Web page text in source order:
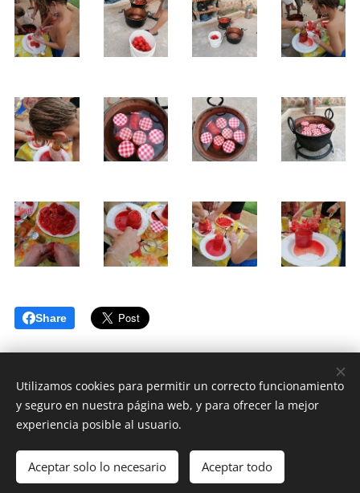
Share
CASA RURAL CRISALVA & EL CAPRICHO DE ANDREA
Cookies
Utilizamos cookies para permitir un correcto funcionamiento
y seguro en nuestra página web, y para ofrecer la mejor
experiencia posible al usuario.
Aceptar solo lo necesario Aceptar todo